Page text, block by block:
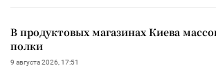
В продуктовых магазинах Киева
полки
9 августа 2026, 17:51